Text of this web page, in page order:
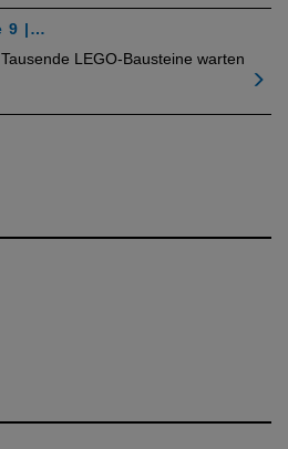
9 |…
LEGO-Bausteine warten